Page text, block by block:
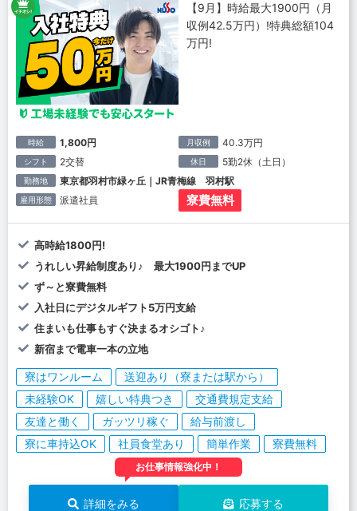
【9月】時給最大1900円（月
収例42.5万円）!特典総額104
万円!
時給 1,800円 月収例 40.3万円
シフト 2交替 休日 5勤2休（土日）
勤務地 東京都羽村市緑ヶ丘｜JR青梅線 羽村駅
雇用形態 派遣社員 寮費無料
高時給1800円!
うれしい昇給制度あり♪ 最大1900円までUP
ず～と寮費無料
入社日にデジタルギフト5万円支給
住まいも仕事もすぐ決まるオシゴト♪
新宿まで電車一本の立地
寮はワンルーム
送迎あり（寮または駅から）
未経験OK
嬉しい特典つき
交通費規定支給
友達と働く
ガッツリ稼ぐ
給与前渡し
寮に車持込OK
社員食堂あり 簡単作業 寮費無料
お仕事情報強化中！
詳細をみる 応募する